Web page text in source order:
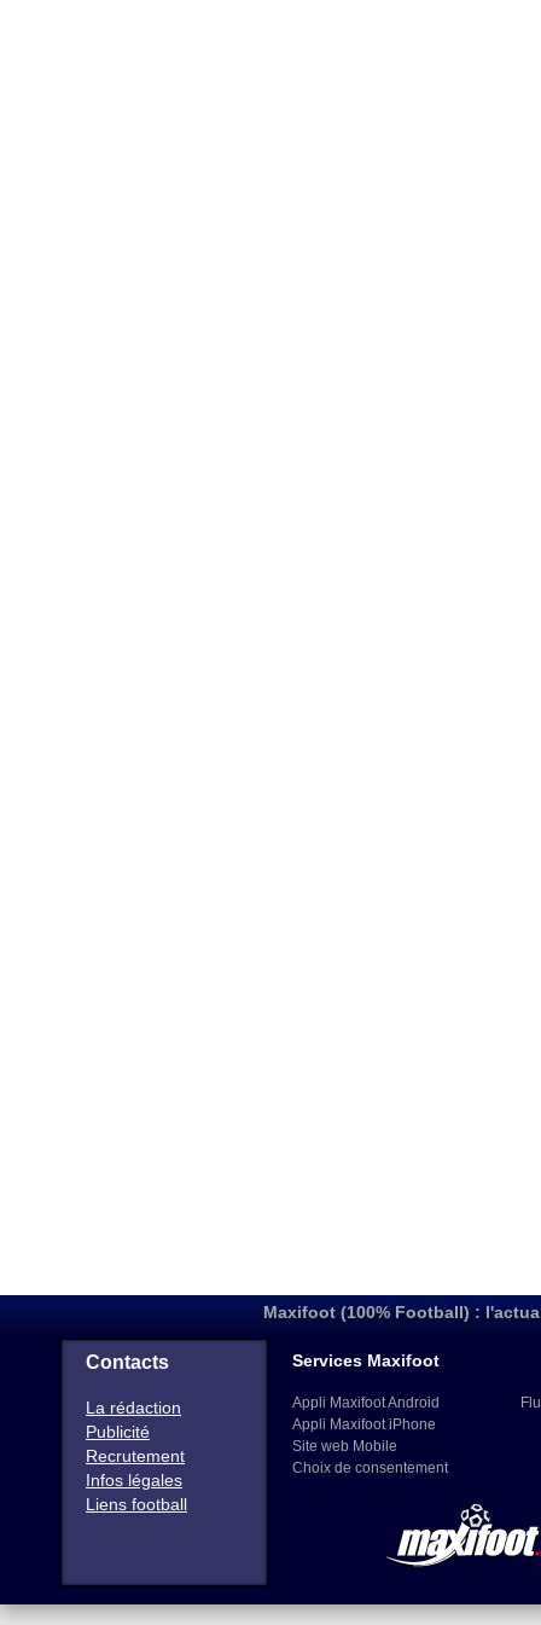
Maxifoot (100% Football) :
Contacts
La rédaction
Publicité
Recrutement
Infos légales
Liens football
Services Maxifoot
Appli Maxifoot Android
Appli Maxifoot iPhone
Site web Mobile
Choix de consentement